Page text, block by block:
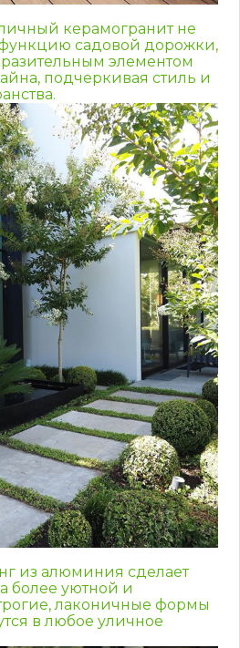
керамогранит не
садовой дорожки,
элементом
подчеркивая стиль и
из алюминия сделает
более уютной и
лаконичные формы
в любое уличное